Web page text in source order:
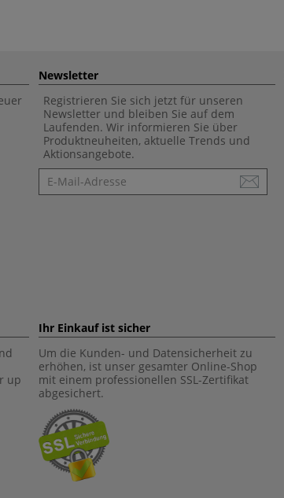
Newsletter
Registrieren Sie sich jetzt für unseren
Newsletter und bleiben Sie auf dem
Laufenden. Wir informieren Sie über
Produktneuheiten, aktuelle Trends und
Aktionsangebote.
Newsletter
up
Ihr Einkauf ist sicher
Um die Kunden- und Datensicherheit zu
erhöhen, ist unser gesamter Online-Shop
mit einem professionellen SSL-Zertifikat
abgesichert.